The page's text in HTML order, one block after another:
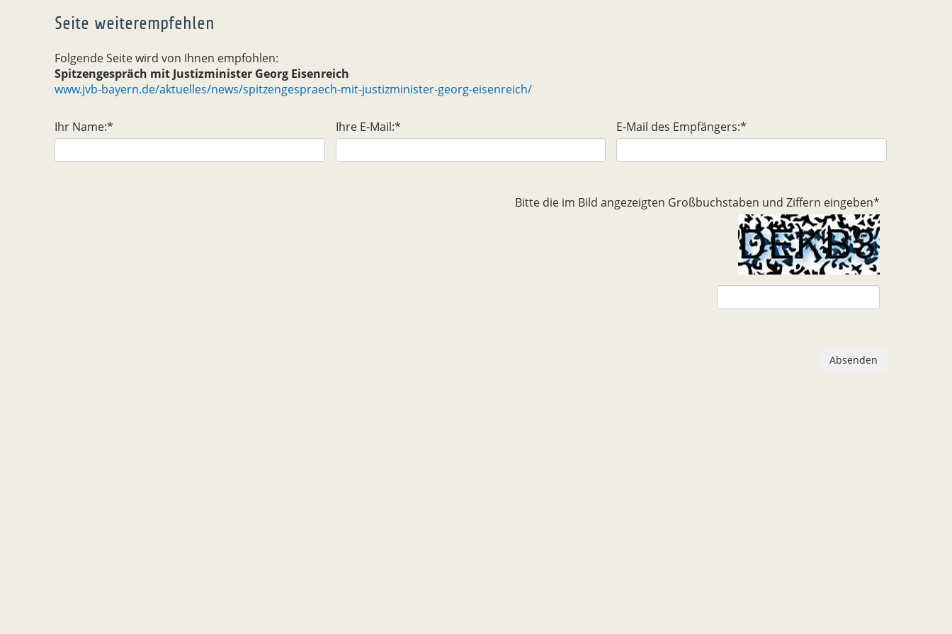
Seite weiterempfehlen
Folgende Seite wird von Ihnen empfohlen:
Spitzengespräch mit Justizminister Georg Eisenreich
www.jvb-bayern.de/aktuelles/news/spitzengespraech-mit-justizminister-georg-eisenreich/
Ihr Name:* Ihre E-Mail:* E-Mail des Empfängers:*
Bitte die im Bild angezeigten Großbuchstaben und Ziffern eingeben*
Absenden